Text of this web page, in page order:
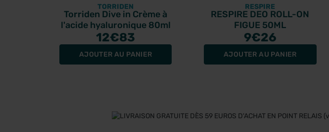
TORRIDEN
Torriden Dive in Crème à
l'acide hyaluronique 80ml
12€83
AJOUTER AU PANIER
RESPIRE
RESPIRE DEO ROLL-ON
FIGUE 50ML
9€26
AJOUTER AU PANIER